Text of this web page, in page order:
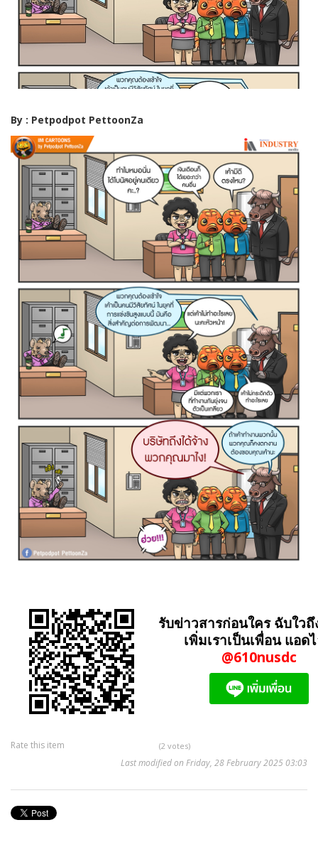
By : Petpodpot PettoonZa
รับข่าวสารก่อนใคร ฉับใว
เพิ่มเราเป็นเพื่อน แอด
@610nusdc
Rate this item (2 votes)
Last modified on Friday, 28 February 2025 03:03